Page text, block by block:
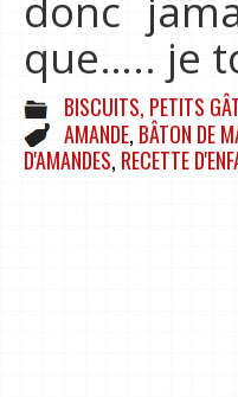
que….. je
BISCUITS, PETITS
AMANDE, BÂTON DE
D'AMANDES, RECETTE